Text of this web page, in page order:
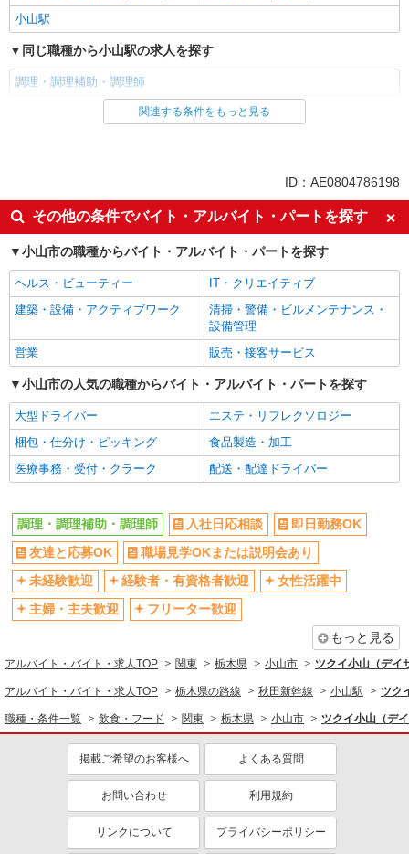
小山駅
同じ職種から小山駅の求人を探す
調理・調理補助・調理師
同じ雇用形態から小山駅の求人を探す
入社日応相談
即日勤務OK
友達と応募OK
職場見学OKまたは説明会あり
未経験歓迎
経験者・有資格者歓迎
女性活躍中
主婦・主夫歓迎
フリーター歓迎
学歴不問
ブランクOK
ミドル（40代～）活躍中
エルダー（50代～）活躍中
昇給あり
禁煙・分煙
バイク通勤OK
自転車通勤OK
残業ほぼなし
副業・WワークOK
転勤なし
交通費支給
社会保険あり
ティブなど）あり
研修制度あり
社員登用あり
資格取得支援制度あり
髪型・髪色自由
髭（ひげ）OK
ネイルOK
飲食・フード
調理・調理補助・調理師
同じ特徴から求人を探す
ミドル（40代～）活躍中
副業・WワークOK
交通費支給
産休・育休取得実績あり
関連する条件をもっと見る
ID：AE0804786198
その他の条件でバイト・アルバイト・パートを探す
小山市の職種からバイト・アルバイト・パートを探す
ヘルス・ビューティー
IT・クリエイティブ
建築・設備・アクティブワーク
清掃・警備・ビルメンテナンス・
設備管理
営業
販売・接客サービス
小山市の人気の職種からバイト・アルバイト・パートを探す
大型ドライバー
エステ・リフレクソロジー
梱包・仕分け・ピッキング
食品製造・加工
医療事務・受付・クラーク
配送・配達ドライバー
調理・調理補助・調理師 入社日応相談
即日勤務OK
友達と応募OK
職場見学OKまたは説明会あり
未経験歓迎
経験者・有資格者歓迎
女性活躍中
主婦・主夫歓迎
フリーター歓迎
もっと見る
アルバイト・バイト・求人TOP 関東 栃木県 小山市 ツクイ小山（デイ
アルバイト・バイト・求人TOP 栃木県の路線 秋田新幹線 小山駅 ツク
職種・条件一覧 飲食・フード 関東 栃木県 小山市 ツクイ小山（デ
掲載ご希望のお客様へ よくある質問
お問い合わせ 利用規約
リンクについて プライバシーポリシー